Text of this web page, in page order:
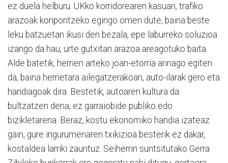
ez duela helburu. UKko korridorearen kasuan, trafiko
arazoak konpontzeko egingo omen dute, baina beste
leku batzuetan ikusi den bezala, epe laburreko soluzioa
izango da hau, urte gutxitan arazoa areagotuko baita.
Alde batetik, herrien arteko joan-etorria arinago egiten
da, baina herrietara ailegatzerakoan, auto-ilarak gero eta
handiagoak dira. Bestetik, autoaren kultura da
bultzatzen dena, ez garraiobide publiko edo
bizikletarena. Beraz, kostu ekonomiko handia izateaz
gain, gure ingurumenaren txikizioa besterik ez dakar,
kostaldea larriki zaurituz. Seiherrin suntsitutako Gerra